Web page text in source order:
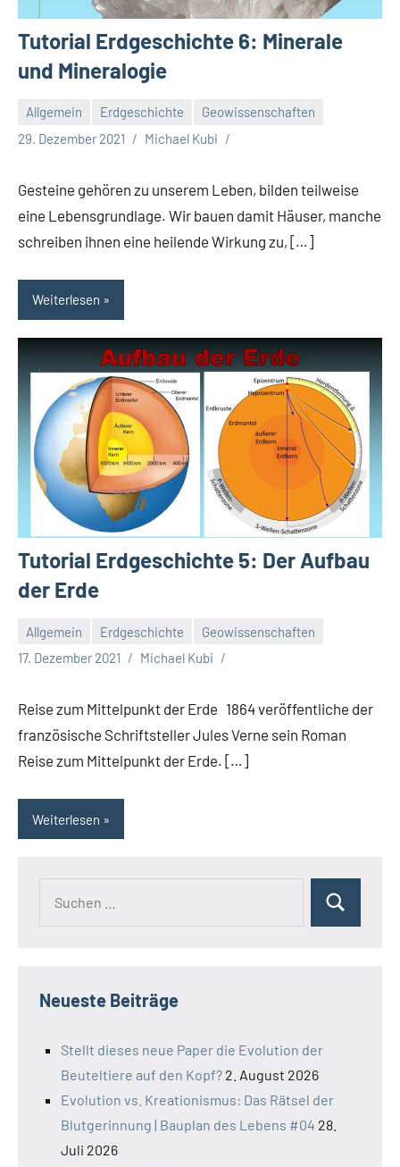
Tutorial Erdgeschichte 6: Minerale
und Mineralogie
Allgemein Erdgeschichte
Geowissenschaften
29. Dezember 2021
Michael Kubi
Gesteine gehören zu unserem Leben, bilden teilweise
eine Lebensgrundlage. Wir bauen damit Häuser, manche
schreiben ihnen eine heilende Wirkung zu, […]
Weiterlesen
Tutorial Erdgeschichte 5: Der Aufbau
der Erde
Allgemein Erdgeschichte
Geowissenschaften
17. Dezember 2021
Michael Kubi
Reise zum Mittelpunkt der Erde 1864 veröffentliche der
französische Schriftsteller Jules Verne sein Roman
Reise zum Mittelpunkt der Erde. […]
Weiterlesen
Suchen
Neueste Beiträge
Stellt dieses neue Paper die Evolution der
Beuteltiere auf den Kopf? 2. August 2026
Evolution vs. Kreationismus: Das Rätsel der
Blutgerinnung | Bauplan des Lebens #04 28.
Juli 2026